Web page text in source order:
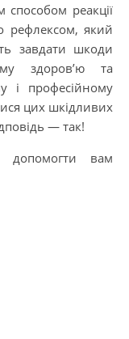
рефлексом, який
завдати шкоди
здоров’ю та
і професійному
цих шкідливих
— так!
допомогти вам